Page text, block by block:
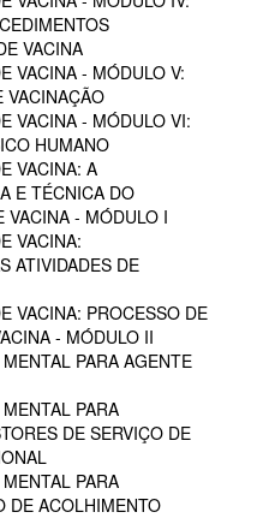
VACINA
VACINA - MÓDULO V:
VACINAÇÃO
VACINA - MÓDULO VI:
HUMANO
VACINA: A
E TÉCNICA DO
VACINA - MÓDULO I
VACINA:
ATIVIDADES DE
VACINA: PROCESSO DE
- MÓDULO II
PARA AGENTE
PARA
DE SERVIÇO DE
PARA
DE ACOLHIMENTO